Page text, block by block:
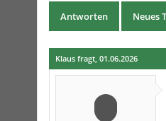
Antworten Neues
Klaus fragt, 01.06.2026